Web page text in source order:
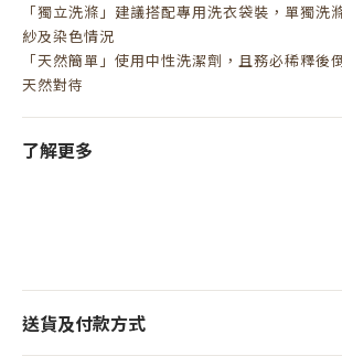
「獨立洗滌」建議搭配專用洗衣袋裝，單獨洗
紗及染色情況
「天然簡單」使用中性洗潔劑，且務必稀釋後
天然對待
了解更多
送貨及付款方式